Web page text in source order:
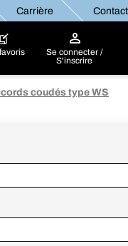
Carrière Contact
Se connecter /
S'inscrire
coudés type WS